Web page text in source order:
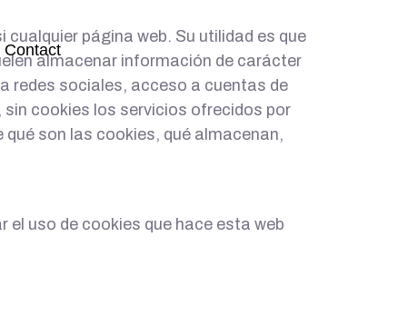
Contact
página web. Su utilidad es que
almacenar información de carácter
redes sociales, acceso a cuentas de
sin cookies los servicios ofrecidos por
son las cookies, qué almacenan,
uso de cookies que hace esta web